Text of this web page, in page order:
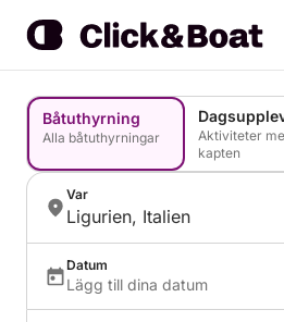
Båtuthyrning
Alla båtuthyrningar
Aktiviteter
kapten
Var
Ligurien, Italien
Datum
Lägg till dina datum